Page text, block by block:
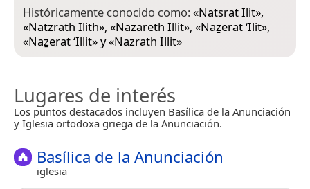
Históricamente conocido como:«Natsrat Ilit»,
«Natzrath Ilith», «Nazareth Illit», «Naẕerat ‘Ilit»,
«Naẕerat ‘Illit» y «Nazrath Illit»
Lugares de interés
Los puntos destacados incluyen Basílica de la Anunciación
y Iglesia ortodoxa griega de la Anunciación.
Basílica de la Anunciación
iglesia